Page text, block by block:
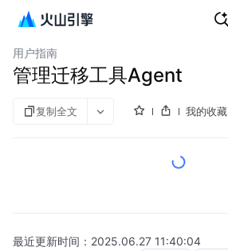
服务器迁移中心
用户指南
管理迁移工具Agent
复制全文 我的收藏
最近更新时间： 2025.06.27 11:40:04